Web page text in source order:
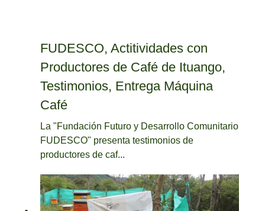
FUDESCO, Actitividades con
Productores de Café de Ituango,
Testimonios, Entrega Máquina
Café
La "Fundación Futuro y Desarrollo Comunitario
FUDESCO" presenta testimonios de
productores de caf...